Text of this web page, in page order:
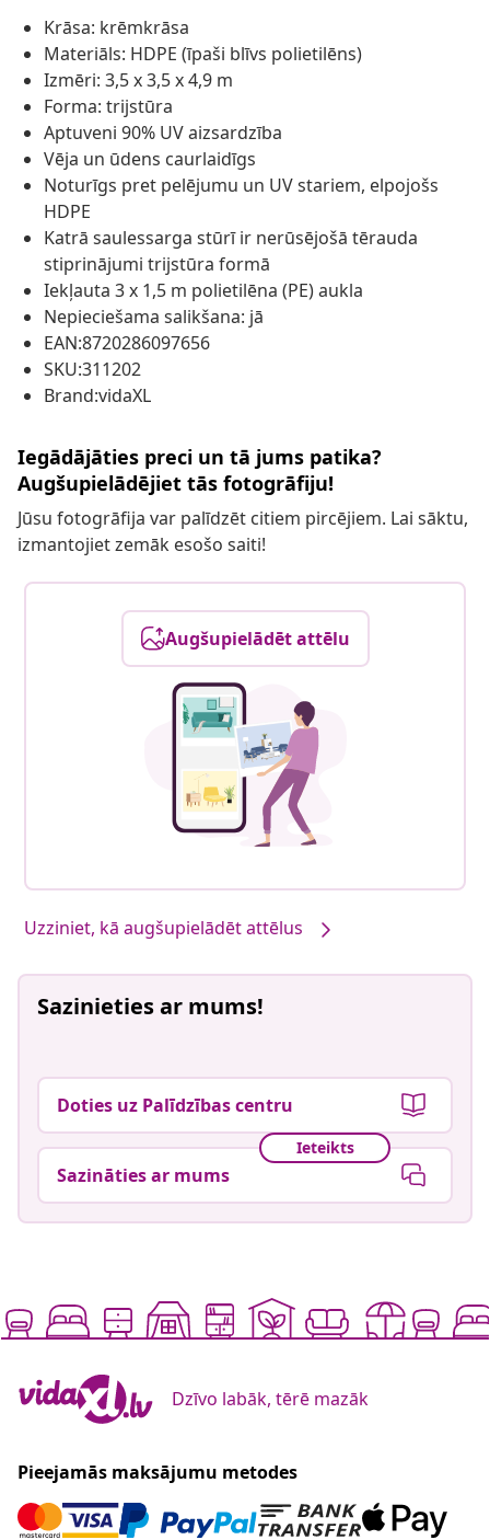
Krāsa: krēmkrāsa
Materiāls: HDPE (īpaši blīvs polietilēns)
Izmēri: 3,5 x 3,5 x 4,9 m
Forma: trijstūra
Aptuveni 90% UV aizsardzība
Vēja un ūdens caurlaidīgs
Noturīgs pret pelējumu un UV stariem, elpojošs
HDPE
Katrā saulessarga stūrī ir nerūsējošā tērauda
stiprinājumi trijstūra formā
Iekļauta 3 x 1,5 m polietilēna (PE) aukla
Nepieciešama salikšana: jā
EAN:8720286097656
SKU:311202
Brand:vidaXL
Iegādājāties preci un tā jums patika?
Augšupielādējiet tās fotogrāfiju!
Jūsu fotogrāfija var palīdzēt citiem pircējiem. Lai sāktu,
izmantojiet zemāk esošo saiti!
Augšupielādēt attēlu
Uzziniet, kā augšupielādēt attēlus
Sazinieties ar mums!
Doties uz Palīdzības centru
Ieteikts
Sazināties ar mums
Dzīvo labāk, tērē mazāk
Pieejamās maksājumu metodes